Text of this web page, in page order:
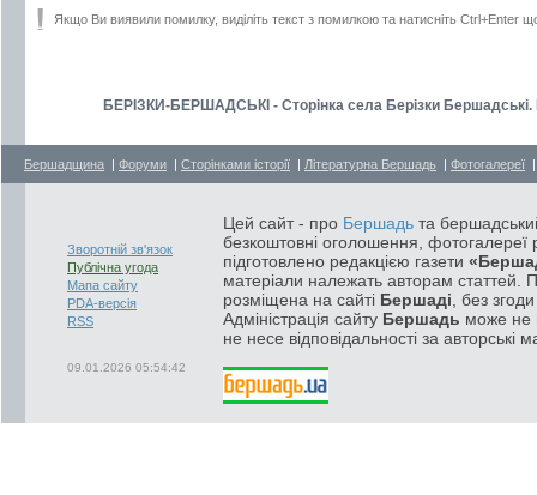
Якщо Ви виявили помилку, виділіть текст з помилкою та натисніть Ctrl+Enter
БЕРІЗКИ-БЕРШАДСЬКІ - Сторінка села Берізки
Бершадщина | Форуми | Сторінками історії | Літературна Бершадь | Фотогалереї
Зворотній зв'язок
Публічна угода
Мапа сайту
PDA-версія
RSS
09.01.2026 05:54:42
Цей сайт - про Бершадь та
безкоштовні оголошення, фотогалереї
підготовлено редакцією газети
матеріали належать авторам статтей.
розміщена на сайті Бершаді , без
Адміністрація сайту Бершадь може не
не несе відповідальності за авторські